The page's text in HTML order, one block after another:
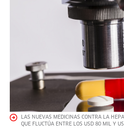
LAS NUEVAS MEDICINAS CONTRA LA
QUE FLUCTÚA ENTRE LOS USD 80 MIL Y